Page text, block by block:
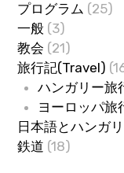
プログラム (25)
一般 (3)
教会 (21)
旅行記(Travel)
ハンガリー旅
ヨーロッパ旅
日本語とハンガ
鉄道 (18)